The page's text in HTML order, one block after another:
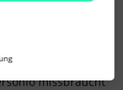
Problem, dass
(also quasi
missbraucht